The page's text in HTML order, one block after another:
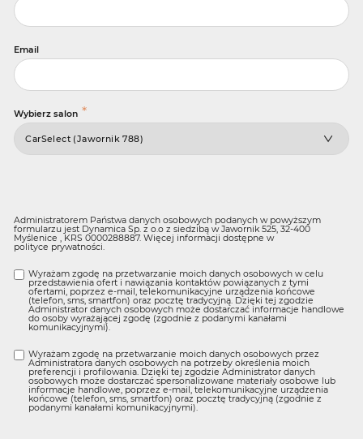
Email
Wybierz salon *
Administratorem Państwa danych osobowych podanych w powyższym
formularzu jest Dynamica Sp. z o.o z siedzibą w Jawornik 525, 32-400
Myślenice , KRS 0000288887. Więcej informacji dostępne w
polityce prywatności.
Wyrażam zgodę na przetwarzanie moich danych osobowych w celu
przedstawienia ofert i nawiązania kontaktów powiązanych z tymi
ofertami, poprzez e-mail, telekomunikacyjne urządzenia końcowe
(telefon, sms, smartfon) oraz pocztę tradycyjną. Dzięki tej zgodzie
Administrator danych osobowych może dostarczać informacje handlowe
do osoby wyrażającej zgodę (zgodnie z podanymi kanałami
komunikacyjnymi).
Wyrażam zgodę na przetwarzanie moich danych osobowych przez
Administratora danych osobowych na potrzeby określenia moich
preferencji i profilowania. Dzięki tej zgodzie Administrator danych
osobowych może dostarczać spersonalizowane materiały osobowe lub
informacje handlowe, poprzez e-mail, telekomunikacyjne urządzenia
końcowe (telefon, sms, smartfon) oraz pocztę tradycyjną (zgodnie z
podanymi kanałami komunikacyjnymi).